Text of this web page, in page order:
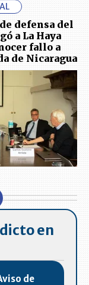
defensa del
a La Haya
fallo a
de Nicaragua
en
de